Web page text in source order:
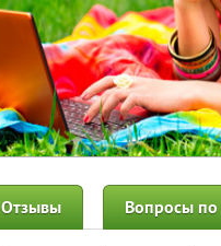
Отзывы Вопросы по